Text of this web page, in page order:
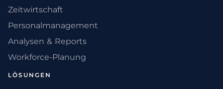
Zeitwirtschaft
Personalmanagement
Analysen & Reports
Workforce-Planung
LÖSUNGEN